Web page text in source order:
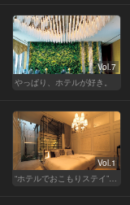
Vol.7
やっぱり、ホテルが好き。
Vol.1
“ホテルでおこもりステイ”が大人デートに最高の選択だ